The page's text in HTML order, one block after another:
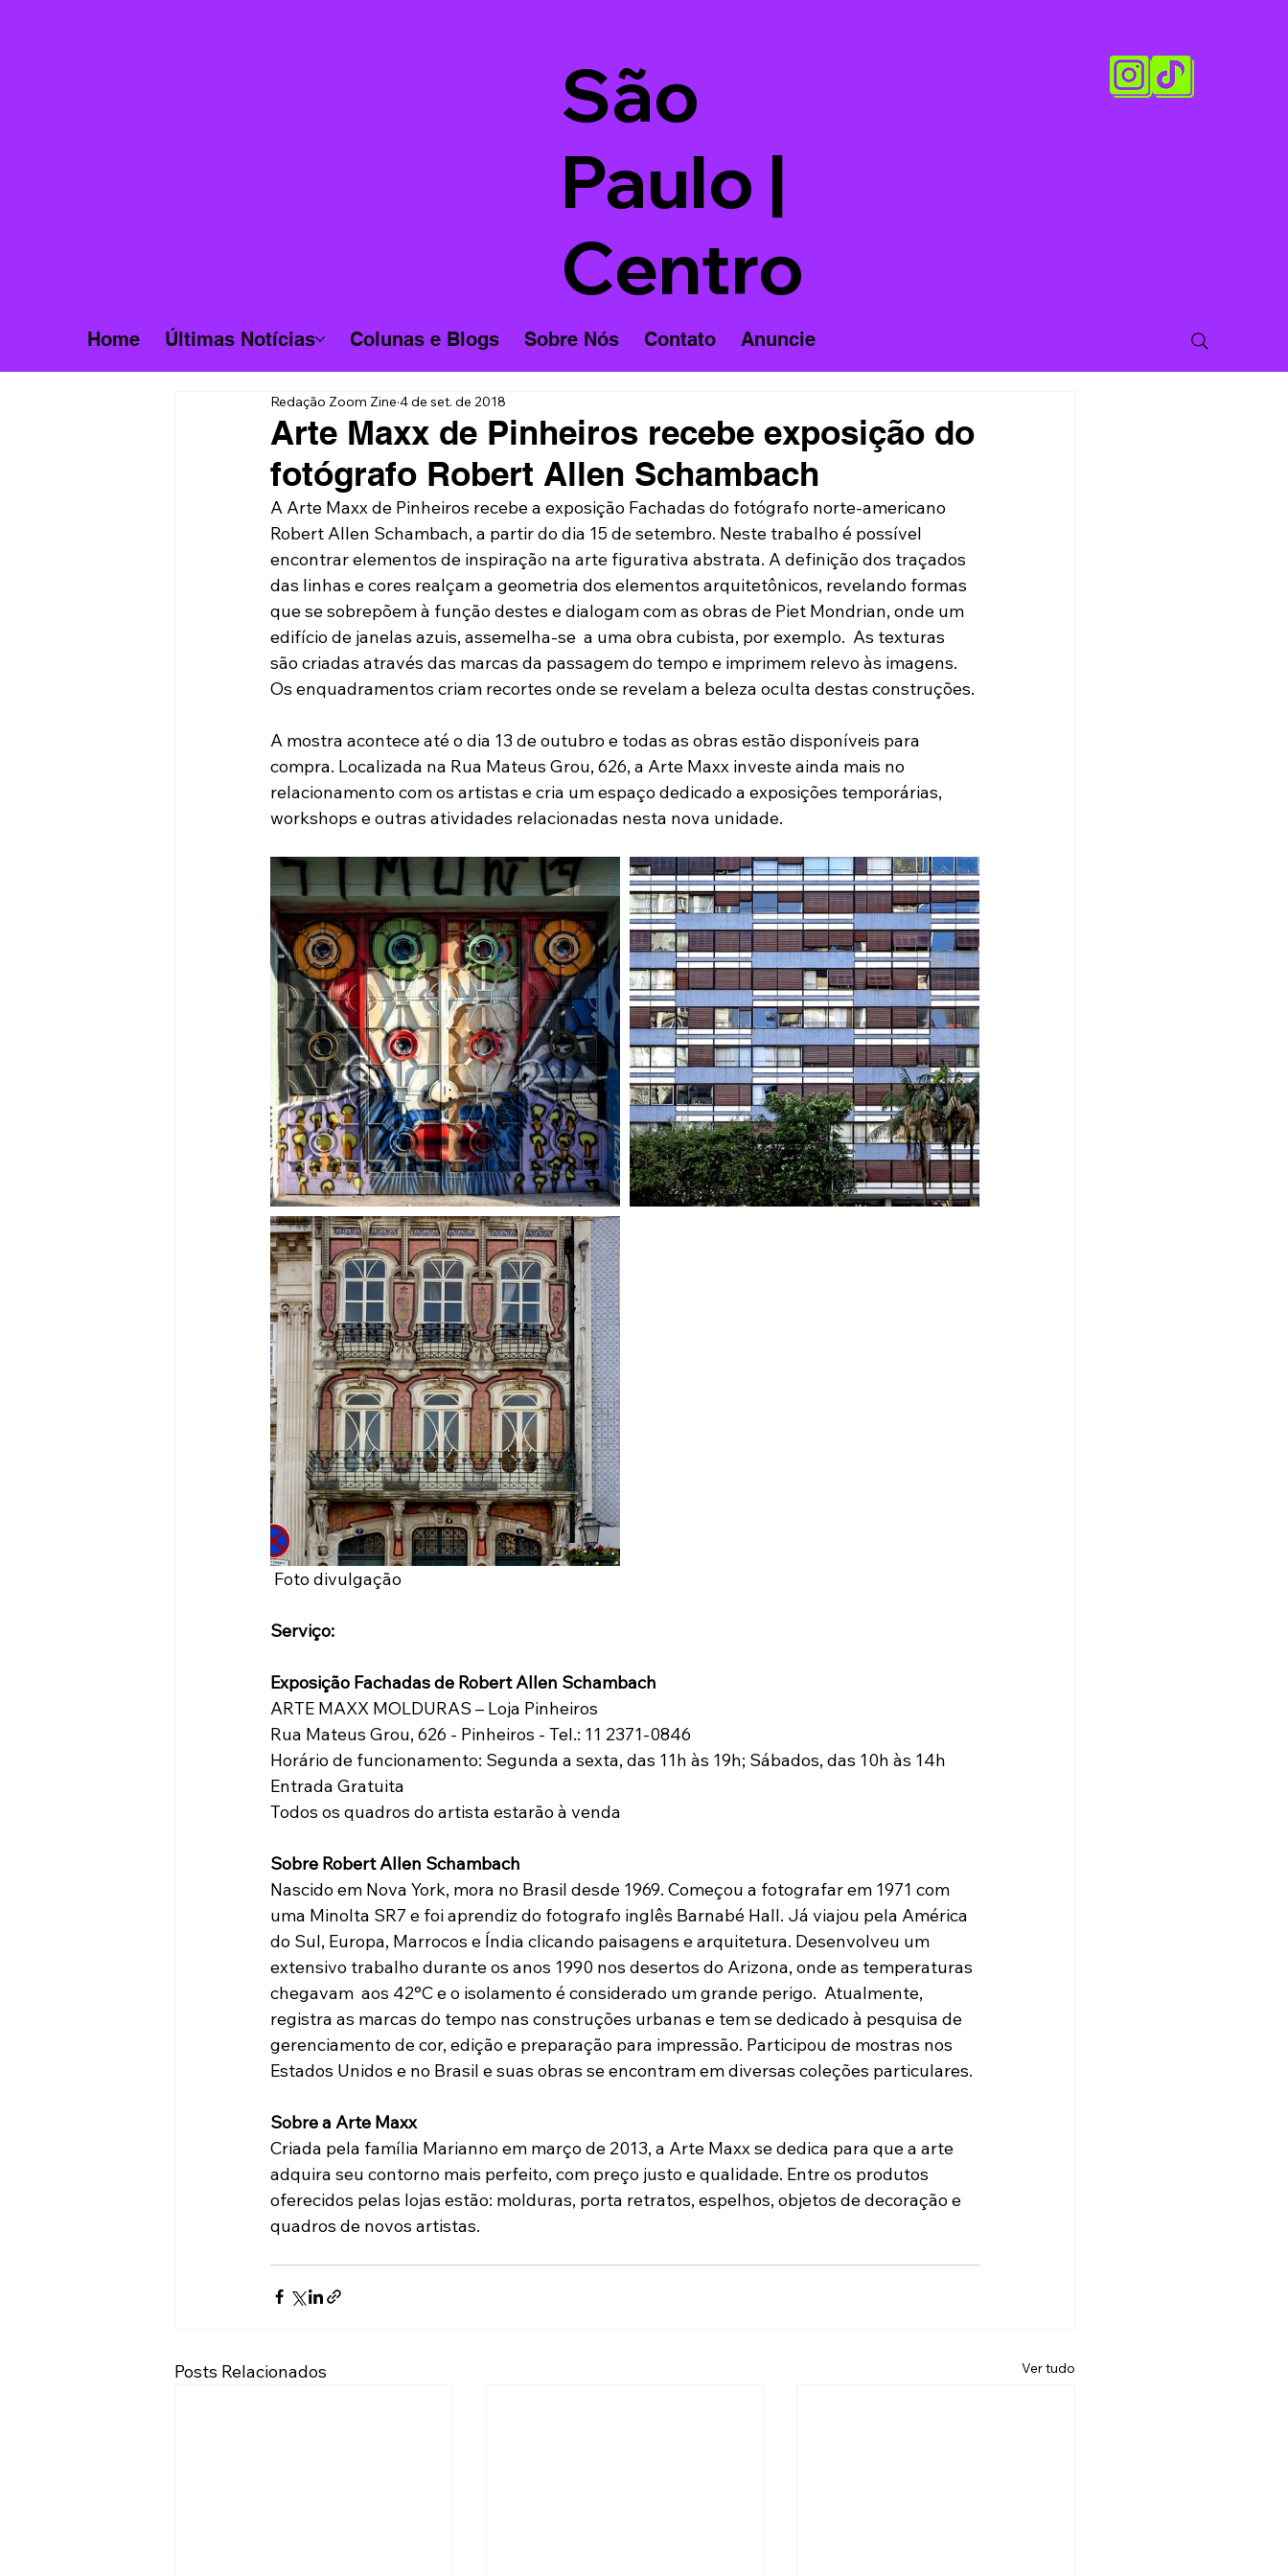
São
Paulo |
Centro
Home Últimas Notícias Colunas e Blogs Sobre Nós Contato Anuncie
Arte Maxx de Pinheiros recebe exposição do
fotógrafo Robert Allen Schambach
Redação Zoom Zine 4 de set. de 2018
A Arte Maxx de Pinheiros recebe a exposição Fachadas do fotógrafo norte-americano
Robert Allen Schambach, a partir do dia 15 de setembro. Neste trabalho é possível
encontrar elementos de inspiração na arte figurativa abstrata. A definição dos traçados
das linhas e cores realçam a geometria dos elementos arquitetônicos, revelando formas
que se sobrepõem à função destes e dialogam com as obras de Piet Mondrian, onde um
edifício de janelas azuis, assemelha-se  a uma obra cubista, por exemplo.  As texturas
são criadas através das marcas da passagem do tempo e imprimem relevo às imagens.
Os enquadramentos criam recortes onde se revelam a beleza oculta destas construções.
A mostra acontece até o dia 13 de outubro e todas as obras estão disponíveis para
compra. Localizada na Rua Mateus Grou, 626, a Arte Maxx investe ainda mais no
relacionamento com os artistas e cria um espaço dedicado a exposições temporárias,
workshops e outras atividades relacionadas nesta nova unidade.
Foto divulgação
Serviço:
Exposição Fachadas de Robert Allen Schambach
ARTE MAXX MOLDURAS – Loja Pinheiros
Rua Mateus Grou, 626 - Pinheiros - Tel.: 11 2371-0846
Horário de funcionamento: Segunda a sexta, das 11h às 19h; Sábados, das 10h às 14h
Entrada Gratuita
Todos os quadros do artista estarão à venda
Sobre Robert Allen Schambach
Nascido em Nova York, mora no Brasil desde 1969. Começou a fotografar em 1971 com
uma Minolta SR7 e foi aprendiz do fotografo inglês Barnabé Hall. Já viajou pela América
do Sul, Europa, Marrocos e Índia clicando paisagens e arquitetura. Desenvolveu um
extensivo trabalho durante os anos 1990 nos desertos do Arizona, onde as temperaturas
chegavam  aos 42°C e o isolamento é considerado um grande perigo.  Atualmente,
registra as marcas do tempo nas construções urbanas e tem se dedicado à pesquisa de
gerenciamento de cor, edição e preparação para impressão. Participou de mostras nos
Estados Unidos e no Brasil e suas obras se encontram em diversas coleções particulares.
Sobre a Arte Maxx
Criada pela família Marianno em março de 2013, a Arte Maxx se dedica para que a arte
adquira seu contorno mais perfeito, com preço justo e qualidade. Entre os produtos
oferecidos pelas lojas estão: molduras, porta retratos, espelhos, objetos de decoração e
quadros de novos artistas.
Posts Relacionados Ver tudo